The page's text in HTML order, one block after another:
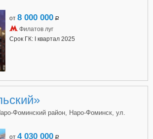
от 8 000 000 a
Филатов луг
Срок ГК: I квартал 2025
Фоминский район, Наро-Фоминск, ул.
от 4 030 000 a